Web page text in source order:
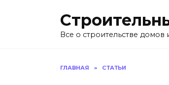
Все о строительстве домов
ГЛАВНАЯ » СТАТЬИ